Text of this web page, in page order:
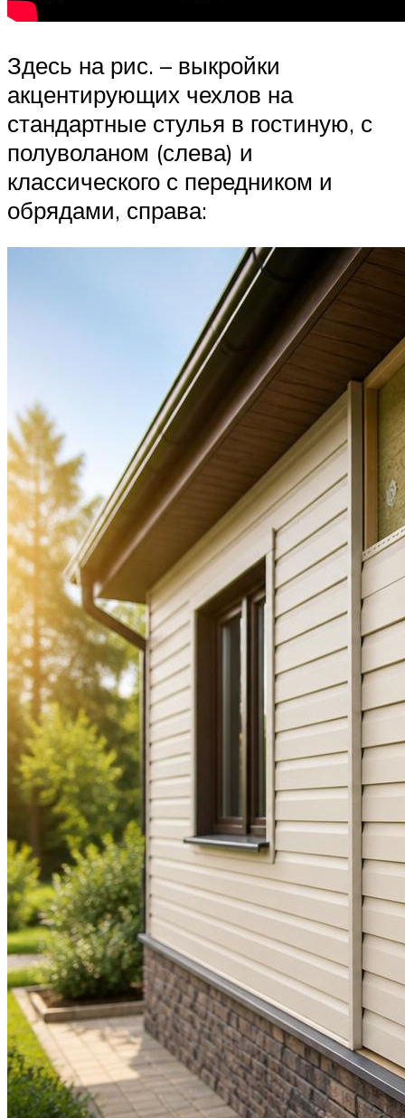
Здесь на рис. – выкройки
акцентирующих чехлов на
стандартные стулья в гостиную, с
полуволаном (слева) и
классического с передником и
обрядами, справа: